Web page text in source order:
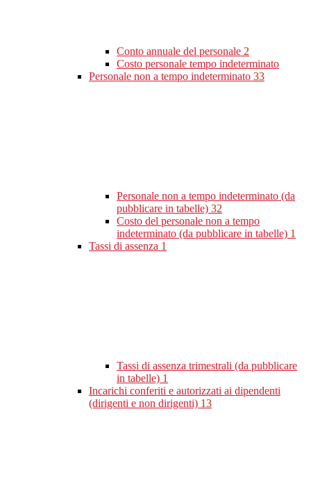
Conto annuale del personale 2
Costo personale tempo indeterminato
Personale non a tempo indeterminato 33
Personale non a tempo indeterminato (da
pubblicare in tabelle) 32
Costo del personale non a tempo
indeterminato (da pubblicare in tabelle) 1
Tassi di assenza 1
Tassi di assenza trimestrali (da pubblicare
in tabelle) 1
Incarichi conferiti e autorizzati ai dipendenti
(dirigenti e non dirigenti) 13